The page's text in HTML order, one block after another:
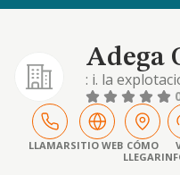
Adega
: i. la
ramos de
elaboración,
exportación e
de todas
LLAMARSITIO WEB CÓMO
LLEGAR